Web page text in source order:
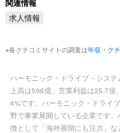
関連情報
求人情報
※各クチコミサイトの調査は年収・ク
ハーモニック・ドライブ・シス
上高は596億、営業利益は25.7
4%です。ハーモニック・ドライ
野で事業展開している企業です
徴として「海外展開にも注力」な